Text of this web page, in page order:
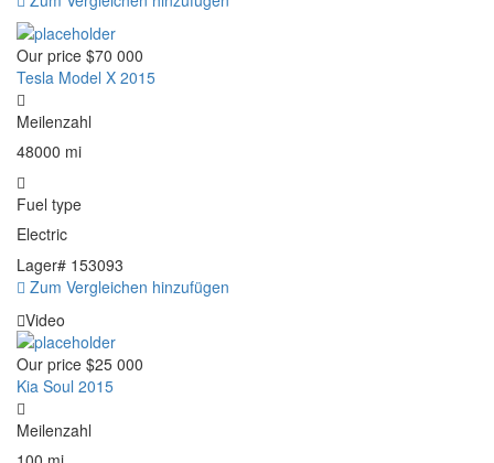
Our price $70 000
Tesla Model X 2015
Meilenzahl
48000 mi
Fuel type
Electric
Lager# 153093
Zum Vergleichen hinzufügen
Video
Our price $25 000
Kia Soul 2015
Meilenzahl